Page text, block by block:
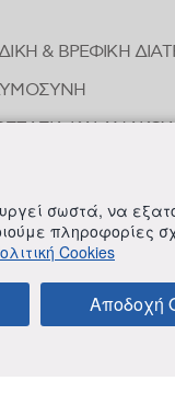
& ΒΡΕΦΙΚΗ
ΚΑΙ
σωστά, να
πληροφορίες
Cookies
Αποδοχή